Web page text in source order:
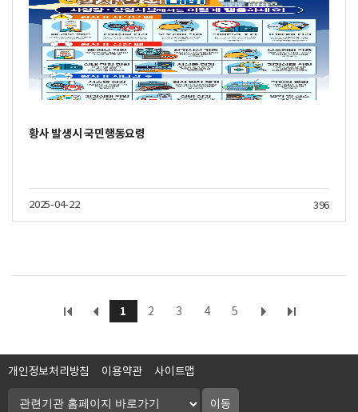
황사 발생시 국민행동요령
2025-04-22 396
1 2 3 4 5
개인정보처리방침 이용약관 사이트맵